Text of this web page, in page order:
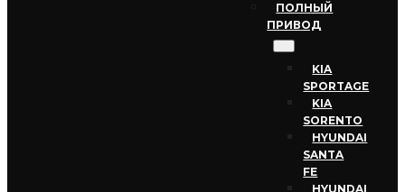
ПОЛНЫЙ
ПРИВОД
KIA
SPORTAGE
KIA
SORENTO
HYUNDAI
SANTA
FE
HYUNDAI